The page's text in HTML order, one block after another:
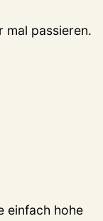
mal passieren.
einfach hohe